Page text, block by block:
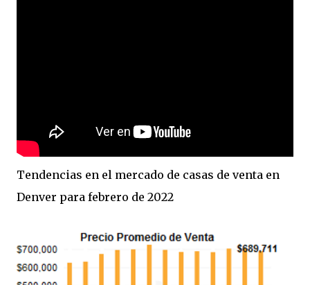
Tendencias en el mercado de casas de venta en
Denver para febrero de 2022